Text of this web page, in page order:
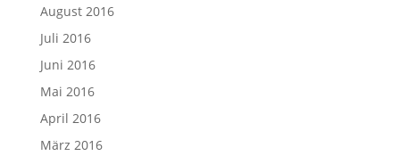
August 2016
Juli 2016
Juni 2016
Mai 2016
April 2016
März 2016